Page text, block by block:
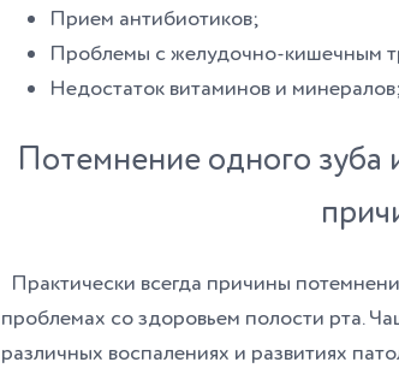
Прием антибиотиков;
Проблемы с желудочно-кишечным
Недостаток витаминов и
Потемнение одного зуба
Практически всегда причины
проблемах со здоровьем полости рта.
различных воспалениях и развитиях